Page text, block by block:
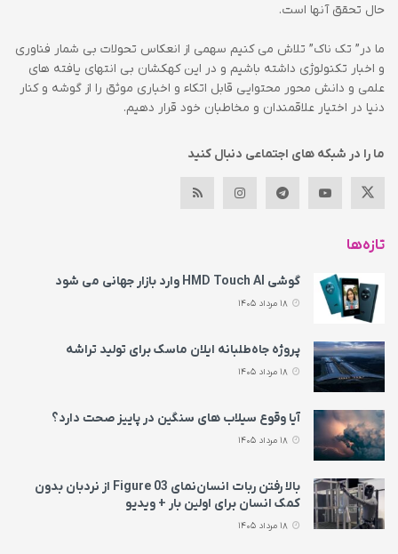
حال تحقق آنها است.
ما در” تک ناک” تلاش می کنیم سهمی از انعکاس تحولات بی شمار فناوری
و اخبار تکنولوژی داشته باشیم و در این کهکشان بی انتهای یافته های
علمی و دانش محور محتوایی قابل اتکاء و اخباری موثق را از گوشه و کنار
دنیا در اختیار علاقمندان و مخاطبان خود قرار دهیم.
ما را در شبکه های اجتماعی دنبال کنید
تازه‌ها
گوشی HMD Touch AI وارد بازار جهانی می‌ شود
پروژه جاه‌طلبانه ایلان ماسک برای تولید تراشه
آیا وقوع سیلاب های سنگین در پاییز صحت دارد؟
بالا رفتن ربات انسان‌نمای Figure 03 از نردبان بدون
کمک انسان برای اولین بار + ویدیو